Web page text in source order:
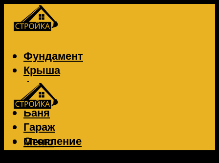
Фундамент
Крыша
Фасад
Забор
Баня
Гараж
Отопление
Вентиляция
Меню